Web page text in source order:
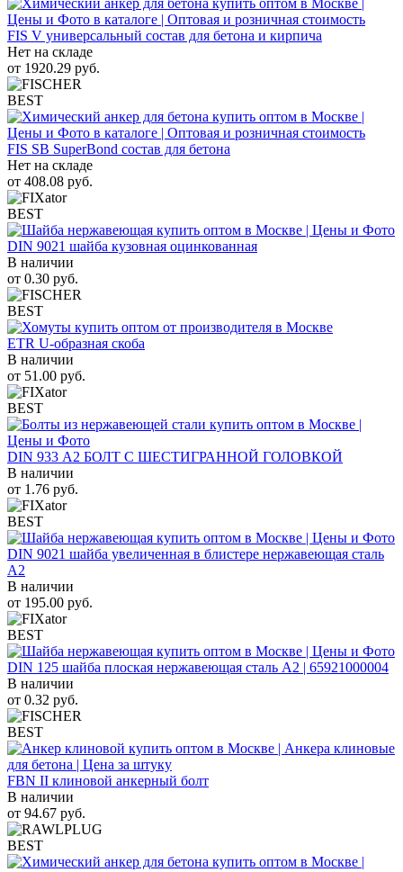
FIS V универсальный состав для бетона и кирпича
Нет на складе
от 1920.29 руб.
BEST
FIS SB SuperBond состав для бетона
Нет на складе
от 408.08 руб.
BEST
DIN 9021 шайба кузовная оцинкованная
В наличии
от 0.30 руб.
BEST
ETR U-образная скоба
В наличии
от 51.00 руб.
BEST
DIN 933 А2 БОЛТ С ШЕСТИГРАННОЙ ГОЛОВКОЙ
В наличии
от 1.76 руб.
BEST
DIN 9021 шайба увеличенная в блистере нержавеющая сталь
A2
В наличии
от 195.00 руб.
BEST
DIN 125 шайба плоская нержавеющая сталь A2 | 65921000004
В наличии
от 0.32 руб.
BEST
FBN II клиновой анкерный болт
В наличии
от 94.67 руб.
BEST